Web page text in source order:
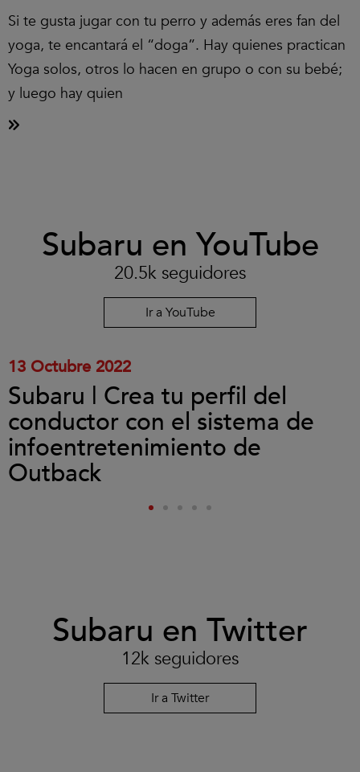
Si te gusta jugar con tu perro y además eres fan del
yoga, te encantará el “doga”. Hay quienes practican
Yoga solos, otros lo hacen en grupo o con su bebé;
y luego hay quien
Subaru en YouTube
20.5k seguidores
Ir a YouTube
aceptar
13 Octubre 2022
Subaru | Crea tu perfil del
conductor con el sistema de
infoentretenimiento de
Outback
Subaru en Twitter
12k seguidores
Ir a Twitter